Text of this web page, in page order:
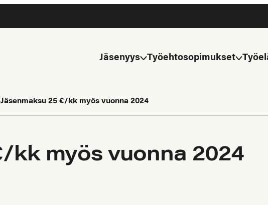
Jäsenyys Työehtosopimukset
Jäsenmaksu 25 €/kk myös vuonna 2024
kk myös vuonna 2024